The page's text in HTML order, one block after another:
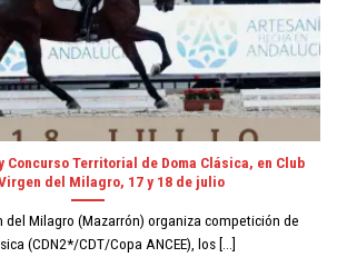
Concurso Territorial de Doma Clásica, en Club
del Milagro, 17 y 18 de julio
del Milagro (Mazarrón) organiza competición de
(CDN2*/CDT/Copa ANCEE), los [...]